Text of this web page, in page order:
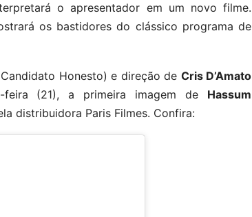
o apresentador em um novo filme.
os bastidores do clássico programa de
Honesto) e direção de Cris D’Amato
feira (21), a primeira imagem de Hassum
distribuidora Paris Filmes. Confira: